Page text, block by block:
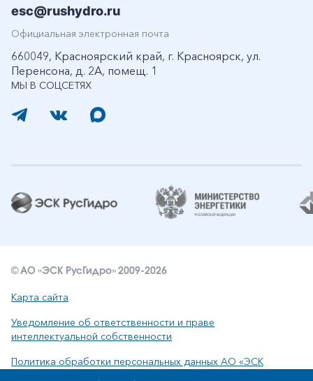
МЫ В СОЦСЕТЯХ
esc@rushydro.ru
Официальная электронная почта
660049, Красноярский край, г. Красноярск, ул.
Перенсона, д. 2А, помещ. 1
© АО «ЭСК РусГидро» 2009-2026
Карта сайта
Уведомление об ответственности и праве
интеллектуальной собственности
Политика обработки персональных данных АО «ЭСК